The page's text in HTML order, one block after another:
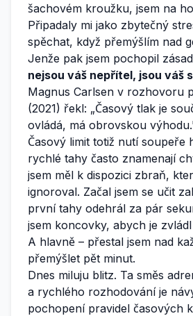
šachovém kroužku, jsem na
Připadaly mi jako zbytečný
spěchat, když přemýšlím nad
Jenže pak jsem pochopil
nejsou váš nepřítel, jsou váš
Magnus Carlsen v rozhovoru
(2021) řekl: „Časový tlak je
ovládá, má obrovskou
Časový limit totiž nutí soupeře
rychlé tahy často znamenají
jsem měl k dispozici zbraň,
ignoroval. Začal jsem se učit
první tahy odehrál za pár
jsem koncovky, abych je
A hlavně – přestal jsem nad
přemýšlet pět minut.
Dnes miluju blitz. Ta směs
a rychlého rozhodování je
pochopení pravidel časových